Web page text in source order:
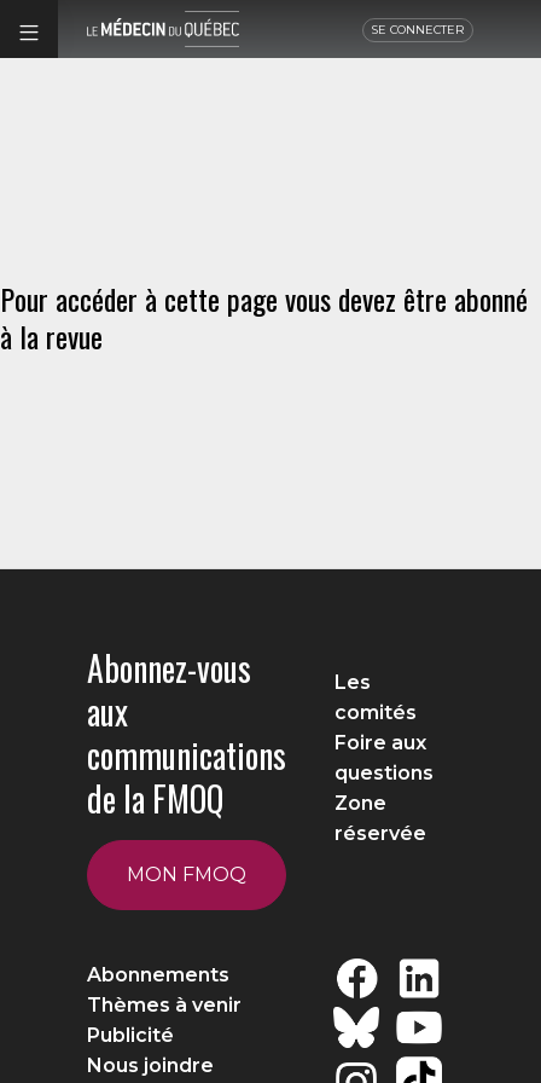
SE CONNECTER
Pour accéder à cette page vous devez être abonné
à la revue
Abonnez-vous
aux
communications
de la FMOQ
MON FMOQ
Les
comités
Foire aux
questions
Zone
réservée
Abonnements
Thèmes à venir
Publicité
Nous joindre